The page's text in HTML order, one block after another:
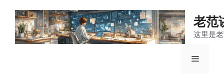
老范
这里是
菜